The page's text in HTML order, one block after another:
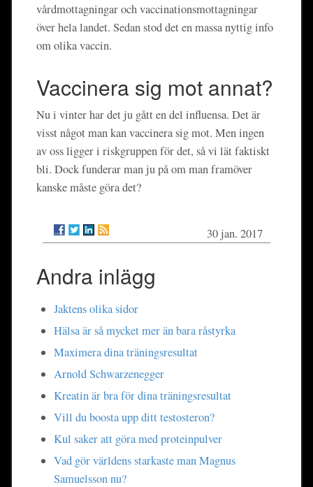
vårdmottagningar och vaccinationsmottagningar
över hela landet. Sedan stod det en massa nyttig info
om olika vaccin.
Vaccinera sig mot annat?
Nu i vinter har det ju gått en del influensa. Det är
visst något man kan vaccinera sig mot. Men ingen
av oss ligger i riskgruppen för det, så vi lät faktiskt
bli. Dock funderar man ju på om man framöver
kanske måste göra det?
30 jan. 2017
Andra inlägg
Jaktens olika sidor
Hälsa är så mycket mer än bara råstyrka
Maximera dina träningsresultat
Arnold Schwarzenegger
Kreatin är bra för dina träningsresultat
Vill du boosta upp ditt testosteron?
Kul saker att göra med proteinpulver
Vad gör världens starkaste man Magnus
Samuelsson nu?